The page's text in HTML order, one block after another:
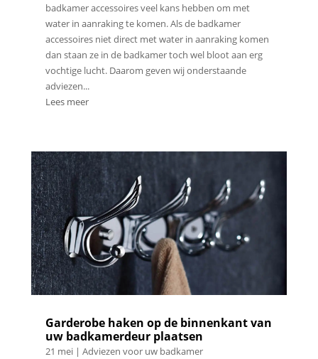
badkamer accessoires veel kans hebben om met
water in aanraking te komen. Als de badkamer
accessoires niet direct met water in aanraking komen
dan staan ze in de badkamer toch wel bloot aan erg
vochtige lucht. Daarom geven wij onderstaande
adviezen...
Lees meer
Garderobe haken op de binnenkant van
uw badkamerdeur plaatsen
21 mei| Adviezen voor uw badkamer